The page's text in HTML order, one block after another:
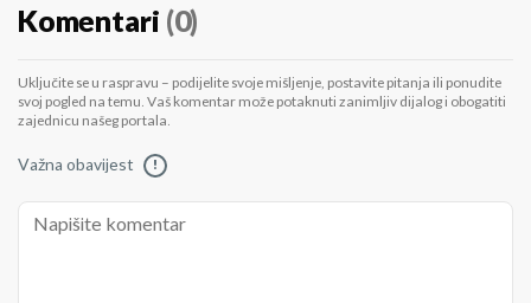
Komentari (0)
Uključite se u raspravu – podijelite svoje mišljenje, postavite pitanja ili ponudite
svoj pogled na temu. Vaš komentar može potaknuti zanimljiv dijalog i obogatiti
zajednicu našeg portala.
Važna obavijest !